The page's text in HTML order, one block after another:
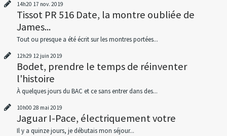
14h20 17 nov. 2019
Tissot PR 516 Date, la montre oubliée de
James...
Tout ou presque a été écrit sur les montres portées...
12h29 12 juin 2019
Bodet, prendre le temps de réinventer
l'histoire
À quelques jours du BAC et ce sans entrer dans des...
10h00 28 mai 2019
Jaguar I-Pace, électriquement votre
Il y a quinze jours, je débutais mon séjour...